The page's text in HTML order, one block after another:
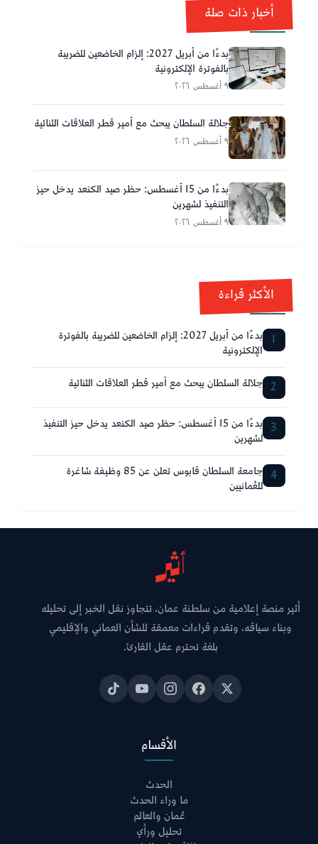
أخبار ذات صلة
بدءًا من أبريل 2027: إلزام الخاضعين للضريبة
بالفوترة الإلكترونية
٩ أغسطس ٢٠٢٦
جلالة السلطان يبحث مع أمير قطر العلاقات الثنائية
٩ أغسطس ٢٠٢٦
بدءًا من 15 أغسطس: حظر صيد الكنعد يدخل حيز
التنفيذ لشهرين
٩ أغسطس ٢٠٢٦
الأكثر قراءة
1 بدءًا من أبريل 2027: إلزام الخاضعين للضريبة بالفوترة
الإلكترونية
2 جلالة السلطان يبحث مع أمير قطر العلاقات الثنائية
3 بدءًا من 15 أغسطس: حظر صيد الكنعد يدخل حيز التنفيذ
لشهرين
4 جامعة السلطان قابوس تعلن عن 85 وظيفة شاغرة
للعُمانيين
أثير منصة إعلامية من سلطنة عمان، تتجاوز نقل الخبر إلى تحليله
وبناء سياقه، وتقدم قراءات معمقة للشأن العماني والإقليمي
بلغة تحترم عقل القارئ.
الأقسام
الحدث
ما وراء الحدث
عُمان والعالم
تحليل ورأي